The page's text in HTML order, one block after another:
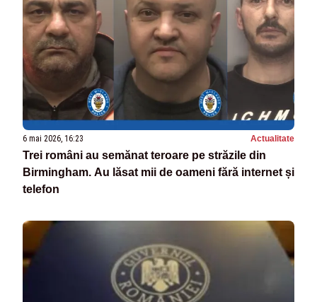
6 mai 2026, 16:23 Actualitate
Trei români au semănat teroare pe străzile din
Birmingham. Au lăsat mii de oameni fără internet și
telefon